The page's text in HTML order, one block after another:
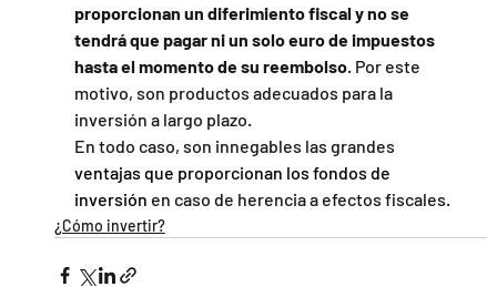
proporcionan un diferimiento fiscal y no se
tendrá que pagar ni un solo euro de impuestos
hasta el momento de su reembolso. Por este
motivo, son productos adecuados para la
inversión a largo plazo.
En todo caso, son innegables las grandes
ventajas que proporcionan los fondos de
inversión en caso de herencia a efectos fiscales.
¿Cómo invertir?